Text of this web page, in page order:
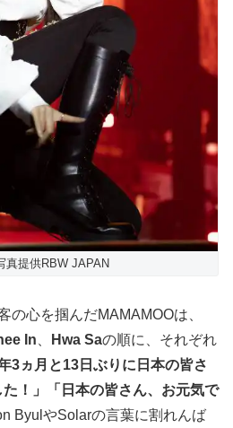
真提供RBW JAPAN
の心を掴んだMAMAMOOは、
In Hwa Saの順に、それぞれ
年3ヵ月と13日ぶりに日本の皆さ
！」「日本の皆さん、お元気で
ByulやSolarの言葉に割れんば